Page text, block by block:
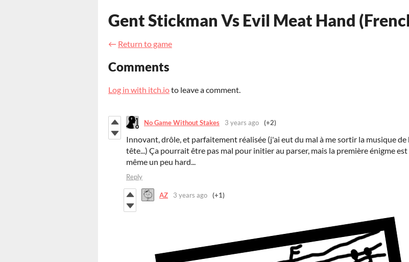
Gent Stickman Vs Evil Meat Hand
← Return to game
Comments
Log in with itch.ioto leave a comment.
No Game Without Stakes 3 years ago (+2)
Innovant, drôle, et parfaitement réalisée (j'ai eut du mal à me sortir la musique de
tête...) Ça pourrait être pas mal pour initier au parser, mais la première énigme
même un peu hard...
Reply
AZ 3 years ago (+1)